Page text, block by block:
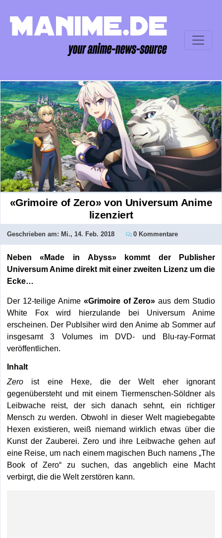
«Grimoire of Zero» von Universum Anime
lizenziert
Geschrieben am: Mi., 14. Feb. 2018 0 Kommentare
Neben «Made in Abyss» kommt der Publisher
Universum Anime direkt mit einer zweiten Lizenz um die
Ecke…
Der 12-teilige Anime «Grimoire of Zero»aus dem Studio
White Fox wird hierzulande bei Universum Anime
erscheinen. Der Publsiher wird den Anime ab Sommer auf
insgesamt 3 Volumes im DVD- und Blu-ray-Format
veröffentlichen.
Inhalt
Zeroist eine Hexe, die der Welt eher ignorant
gegenübersteht und mit einem Tiermenschen-Söldner als
Leibwache reist, der sich danach sehnt, ein richtiger
Mensch zu werden. Obwohl in dieser Welt magiebegabte
Hexen existieren, weiß niemand wirklich etwas über die
Kunst der Zauberei. Zero und ihre Leibwache gehen auf
eine Reise, um nach einem magischen Buch namens „The
Book of Zero“ zu suchen, das angeblich eine Macht
verbirgt, die die Welt zerstören kann.